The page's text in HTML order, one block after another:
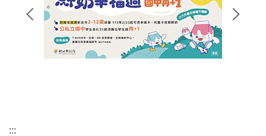
班級整潔秩序評分 Classroom Cleanliness and
Orderliness Score
會議記錄 Minutes of the Meeting
:::